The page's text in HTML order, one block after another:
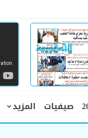
صيفيات المزيد